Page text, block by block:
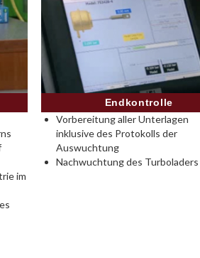
im
Endkontrolle
Vorbereitung aller Unterlagen
inklusive des Protokolls der
Auswuchtung
Nachwuchtung des Turboladers